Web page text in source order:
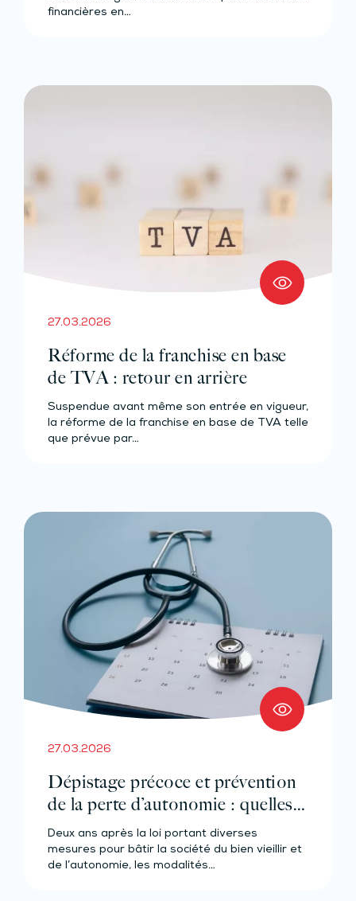
financières en…
27.03.2026
Réforme de la franchise en base
de TVA : retour en arrière
Suspendue avant même son entrée en vigueur,
la réforme de la franchise en base de TVA telle
que prévue par…
27.03.2026
Dépistage précoce et prévention
de la perte d’autonomie : quelles
modalités ?
Deux ans après la loi portant diverses
mesures pour bâtir la société du bien vieillir et
de l’autonomie, les modalités…